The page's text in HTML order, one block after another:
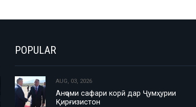
POPULAR
AUG, 03, 2026
Анҷоми сафари корӣ дар Ҷумҳурии
Қирғизистон